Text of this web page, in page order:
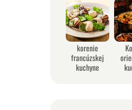
korenie
francúzskej
kuchyne